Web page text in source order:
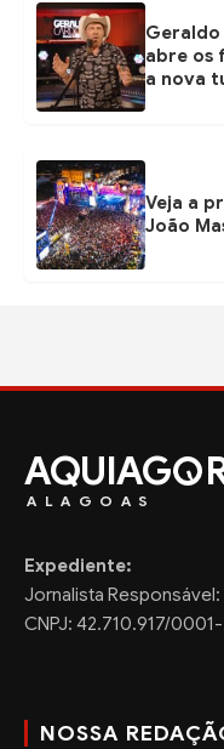
Geraldo
abre os
a nova
Veja a
João
AQUIAG
ALAGOAS
Expediente:
Jornalista
CNPJ: 42.710.917/
NOSSA